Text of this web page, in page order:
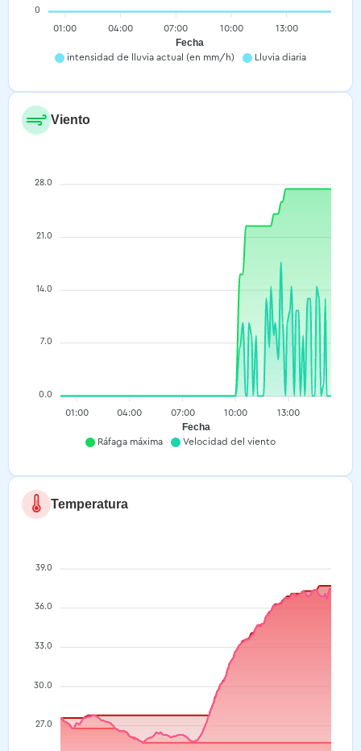
intensidad de lluvia actual (en mm/h) Lluvia diaria
01:00 04:00 07:00 10:00 13:00
Fecha
0
Viento
Ráfaga máxima Velocidad del viento
01:00 04:00 07:00 10:00 13:00
Fecha
28.0
21.0
14.0
7.0
0.0
Temperatura
39.0
36.0
33.0
30.0
27.0